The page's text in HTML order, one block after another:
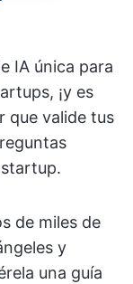
IA única para
¡y es
que valide tus
de miles de
y
una guía